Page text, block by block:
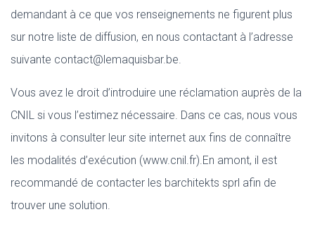
demandant à ce que vos renseignements ne figurent plus
sur notre liste de diffusion, en nous contactant à l’adresse
suivante contact@lemaquisbar.be.
Vous avez le droit d’introduire une réclamation auprès de la
CNIL si vous l’estimez nécessaire. Dans ce cas, nous vous
invitons à consulter leur site internet aux fins de connaître
les modalités d’exécution (www.cnil.fr).En amont, il est
recommandé de contacter les barchitekts sprl afin de
trouver une solution.